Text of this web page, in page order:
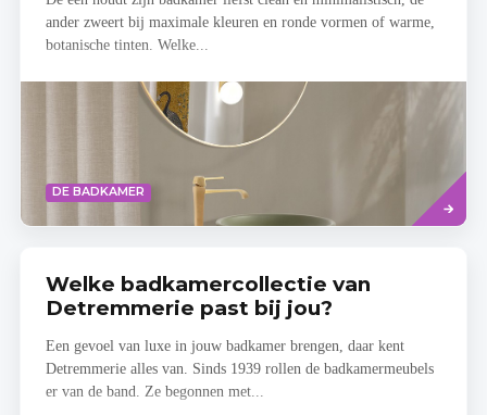
ander zweert bij maximale kleuren en ronde vormen of warme,
botanische tinten. Welke...
DE BADKAMER
more
Welke badkamercollectie van
Detremmerie past bij jou?
Een gevoel van luxe in jouw badkamer brengen, daar kent
Detremmerie alles van. Sinds 1939 rollen de badkamermeubels
er van de band. Ze begonnen met...